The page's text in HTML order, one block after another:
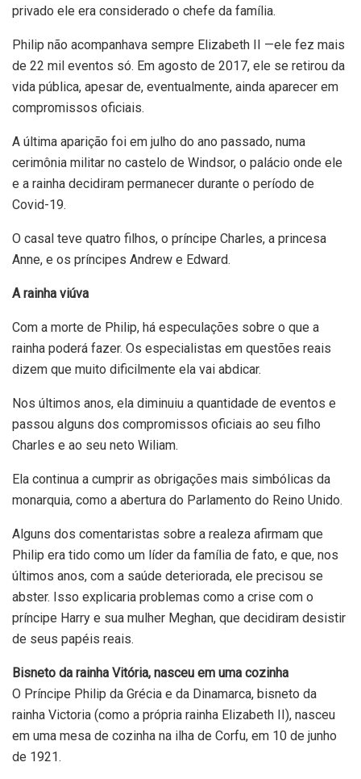
privado ele era considerado o chefe da família.
Philip não acompanhava sempre Elizabeth II —ele fez mais
de 22 mil eventos só. Em agosto de 2017, ele se retirou da
vida pública, apesar de, eventualmente, ainda aparecer em
compromissos oficiais.
A última aparição foi em julho do ano passado, numa
cerimônia militar no castelo de Windsor, o palácio onde ele
e a rainha decidiram permanecer durante o período de
Covid-19.
O casal teve quatro filhos, o príncipe Charles, a princesa
Anne, e os príncipes Andrew e Edward.
A rainha viúva
Com a morte de Philip, há especulações sobre o que a
rainha poderá fazer. Os especialistas em questões reais
dizem que muito dificilmente ela vai abdicar.
Nos últimos anos, ela diminuiu a quantidade de eventos e
passou alguns dos compromissos oficiais ao seu filho
Charles e ao seu neto Wiliam.
Ela continua a cumprir as obrigações mais simbólicas da
monarquia, como a abertura do Parlamento do Reino Unido.
Alguns dos comentaristas sobre a realeza afirmam que
Philip era tido como um líder da família de fato, e que, nos
últimos anos, com a saúde deteriorada, ele precisou se
abster. Isso explicaria problemas como a crise com o
príncipe Harry e sua mulher Meghan, que decidiram desistir
de seus papéis reais.
Bisneto da rainha Vitória, nasceu em uma cozinha
O Príncipe Philip da Grécia e da Dinamarca, bisneto da
rainha Victoria (como a própria rainha Elizabeth II), nasceu
em uma mesa de cozinha na ilha de Corfu, em 10 de junho
de 1921.